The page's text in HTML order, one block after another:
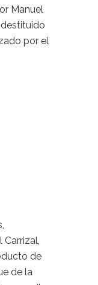
Manuel
por el
de
de la